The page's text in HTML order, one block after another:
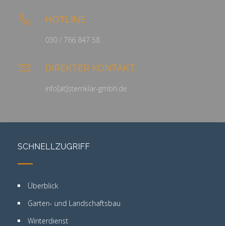
HOTLINE
030 / 766 847 58
DIREKTER KONTAKT
info[at]sternklar-gmbh.de
SCHNELLZUGRIFF
Überblick
Garten- und Landschaftsbau
Winterdienst